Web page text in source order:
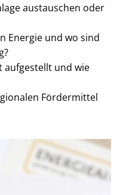
austauschen oder
Energie und wo sind
aufgestellt und wie
Fördermittel